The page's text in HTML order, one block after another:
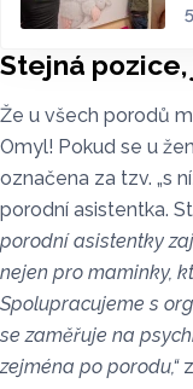
Stejná
Že u všech porodů
Omyl! Pokud se u
označena za tzv. „s
porodní asistentka.
porodní asistentky
nejen pro maminky,
Spolupracujeme s
se zaměřuje na
zejména po porodu,“